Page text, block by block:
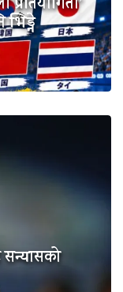
सन्यासको